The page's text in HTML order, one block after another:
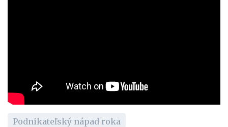
Podnikateľský nápad roka